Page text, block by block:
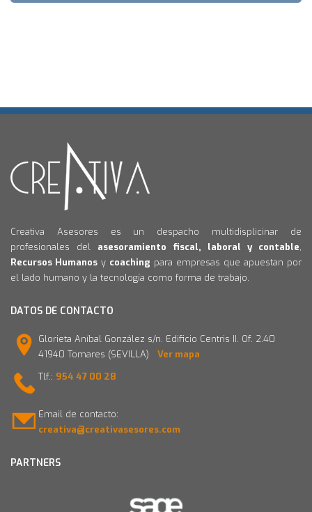
Creativa Asesores es un despacho multidisplicinar de
profesionales del asesoramiento fiscal, laboral y contable,
Recursos Humanos y coaching para empresas que apuestan por
el lado humano y la tecnología como forma de trabajo.
DATOS DE CONTACTO
Glorieta Aníbal González s/n. Edificio Centris II. Of. 2.40
41940 Tomares (SEVILLA) Ver mapa
Tlf.: 954 47 00 28
Email de contacto:
creativa@creativasesores.com
PARTNERS